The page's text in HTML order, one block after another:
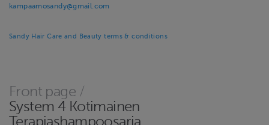
kampaamosandy@gmail.com
Sandy Hair Care and Beauty terms & conditions
Front page /
System 4 Kotimainen
Terapiashampoosarja